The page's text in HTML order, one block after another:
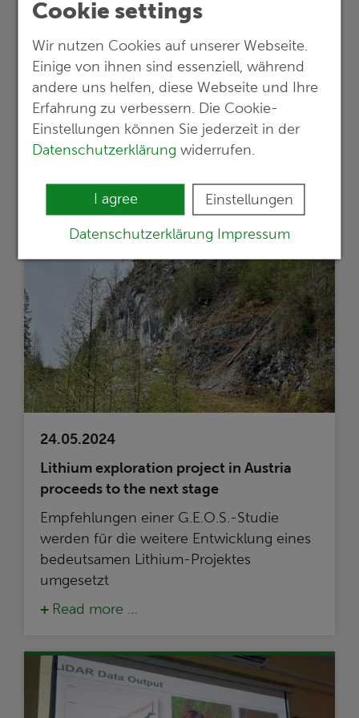
Cookie settings
Wir nutzen Cookies auf unserer Webseite.
Einige von ihnen sind essenziell, während
andere uns helfen, diese Webseite und Ihre
Erfahrung zu verbessern. Die Cookie-
Einstellungen können Sie jederzeit in der
Datenschutzerklärung widerrufen.
I agree Einstellungen
Datenschutzerklärung Impressum
Rehabilitation of the Kaiser mine dump in
Project planning, geotechnical services
and environmental protection: G.E.O.S.
provides geotechnical planning for the
sustainable usage of former mining
landscapes
24.05.2024
Lithium exploration project in Austria
proceeds to the next stage
Empfehlungen einer G.E.O.S.-Studie
werden für die weitere Entwicklung eines
bedeutsamen Lithium-Projektes
umgesetzt
Read more …